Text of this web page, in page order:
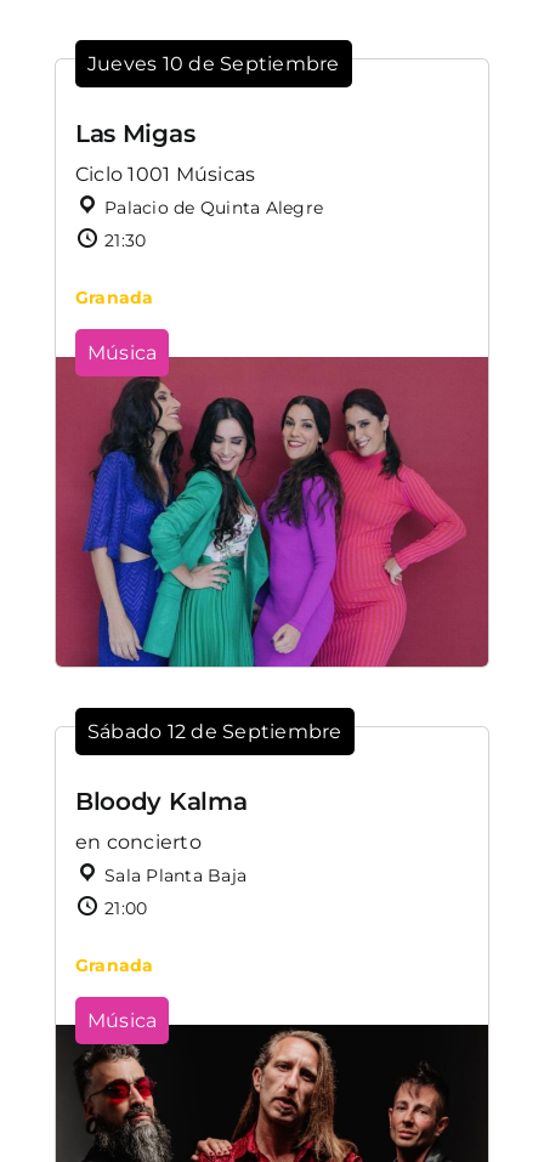
Jueves 10 de Septiembre
Las Migas
Ciclo 1001 Músicas
Palacio de Quinta Alegre
21:30
Granada
Música
Sábado 12 de Septiembre
Bloody Kalma
en concierto
Sala Planta Baja
21:00
Granada
Música